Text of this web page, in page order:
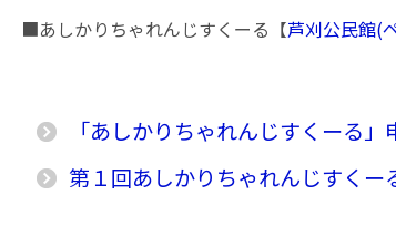
■あしかりちゃれんじすくーる【芦刈公民館(
「あしかりちゃれんじすくーる
第１回あしかりちゃれんじすくー